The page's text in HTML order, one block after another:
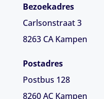
Bezoekadres
Carlsonstraat 3
8263 CA Kampen
Postadres
Postbus 128
8260 AC Kampen